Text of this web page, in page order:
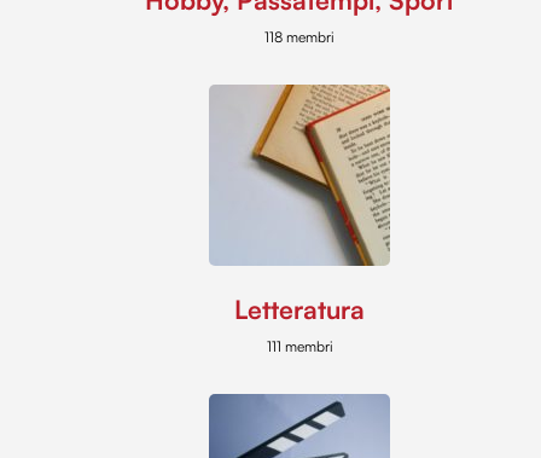
118 membri
Letteratura
111 membri